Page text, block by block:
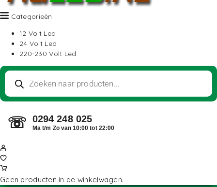
Categorieën
12 Volt Led
24 Volt Led
220-230 Volt Led
☏ 0294 248 025
Ma t/m Zo van 10:00 tot 22:00
Geen producten in de winkelwagen.